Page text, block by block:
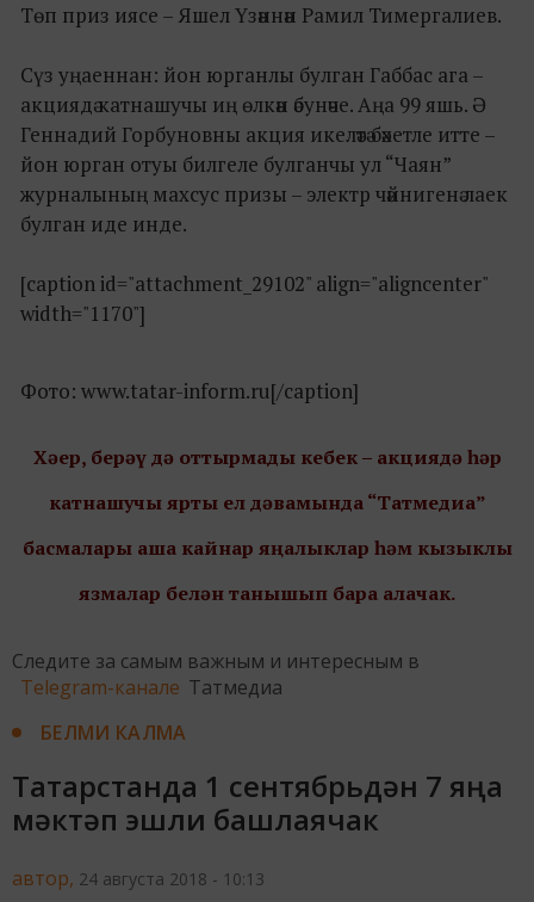
Төп приз иясе – Яшел Үзәннән Рамил Тимергалиев.
Сүз уңаеннан: йон юрганлы булган Габбас ага –
акциядә катнашучы иң өлкән әбунәче. Аңа 99 яшь. Ә
Геннадий Горбуновны акция икеләтә бәхетле итте –
йон юрган отуы билгеле булганчы ул “Чаян”
журналының махсус призы – электр чәйнигенә лаек
булган иде инде.
[caption id="attachment_29102" align="aligncenter"
width="1170"]
Фото: www.tatar-inform.ru[/caption]
Хәер, берәү дә оттырмады кебек – акциядә һәр
катнашучы ярты ел дәвамында “Татмедиа”
басмалары аша кайнар яңалыклар һәм кызыклы
язмалар белән танышып бара алачак.
Следите за самым важным и интересным в
Telegram-канале Татмедиа
БЕЛМИ КАЛМА
Татарстанда 1 сентябрьдән 7 яңа
мәктәп эшли башлаячак
автор, 24 августа 2018 - 10:13